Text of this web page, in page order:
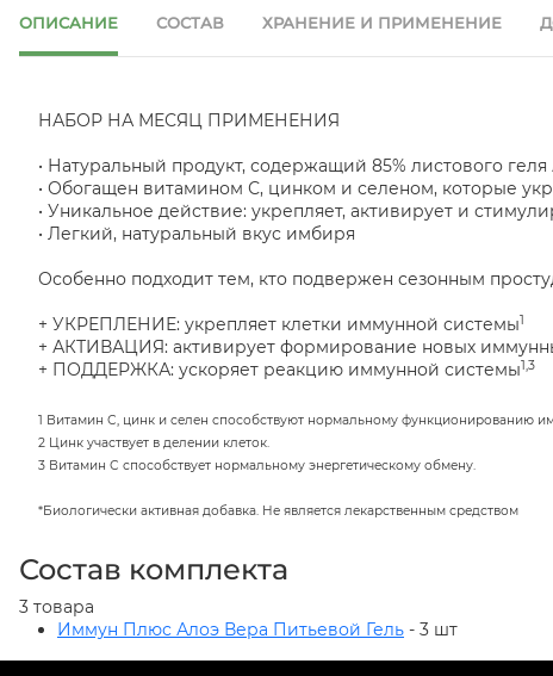
ОПИСАНИЕ СОСТАВ ХРАНЕНИЕ И ПРИМЕНЕНИЕ
НАБОР НА МЕСЯЦ ПРИМЕНЕНИЯ
• Натуральный продукт, содержащий 85% листового
• Обогащен витамином С, цинком и селеном, которые
• Уникальное действие: укрепляет, активирует и
• Легкий, натуральный вкус имбиря
Особенно подходит тем, кто подвержен сезонным
+ УКРЕПЛЕНИЕ: укрепляет клетки иммунной системы1
+ АКТИВАЦИЯ: активирует формирование новых
+ ПОДДЕРЖКА: ускоряет реакцию иммунной системы1,3
1 Витамин С, цинк и селен способствуют нормальному функционированию
2 Цинк участвует в делении клеток.
3 Витамин С способствует нормальному энергетическому обмену.
*Биологически активная добавка. Не является лекарственным средством
Состав комплекта
3 товара
Иммун Плюс Алоэ Вера Питьевой Гель - 3 шт